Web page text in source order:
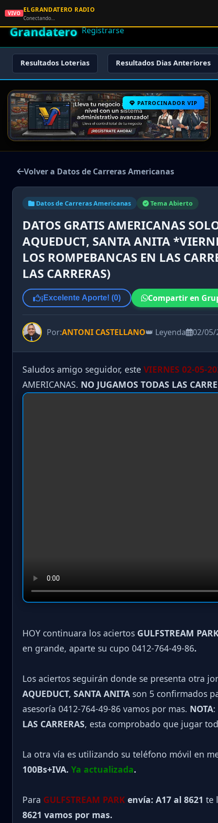
🌟 El
Grandatero Registrarse
Resultados Loterias Resultados Dias Anteriores
PATROCINADOR VIP
Volver a Datos de Carreras Americanas
Datos de Carreras Americanas Tema Abierto
DATOS GRATIS AMERICANAS
AQUEDUCT, SANTA ANITA
LOS ROMPEBANCAS EN LAS
LAS CARRERAS)
¡Excelente Aporte! (0) Compartir en
Por:ANTONI CASTELLANO👑 Leyenda 02/05/
Saludos amigo seguidor, este VIERNES 02-05-
AMERICANAS. NO JUGAMOS TODAS LAS
HOY continuara los aciertos GULFSTREAM
en grande, aparte su cupo 0412-764-49-86.
Los aciertos seguirán donde se presenta otra
AQUEDUCT, SANTA ANITA son 5 confirmados
asesoría 0412-764-49-86 vamos por mas. NOTA
LAS CARRERAS, esta comprobado que jugar
La otra vía es utilizando su teléfono móvil en
100Bs+IVA. Ya actualizada.
Para GULFSTREAM PARK envía: A17 al 8621 te
8621 vamos por mas.
VIVO ELGRANDATERO RADIO
Conectando…